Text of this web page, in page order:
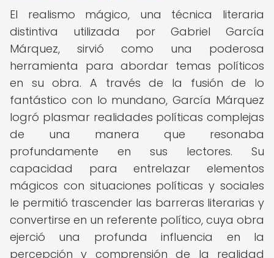
El realismo mágico, una técnica literaria
distintiva utilizada por Gabriel García
Márquez, sirvió como una poderosa
herramienta para abordar temas políticos
en su obra. A través de la fusión de lo
fantástico con lo mundano, García Márquez
logró plasmar realidades políticas complejas
de una manera que resonaba
profundamente en sus lectores. Su
capacidad para entrelazar elementos
mágicos con situaciones políticas y sociales
le permitió trascender las barreras literarias y
convertirse en un referente político, cuya obra
ejerció una profunda influencia en la
percepción y comprensión de la realidad